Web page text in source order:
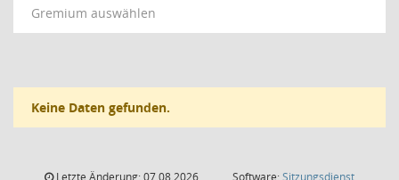
Gremium auswählen
Keine Daten gefunden.
Letzte Änderung: 07.08.2026
Software:Sitzungsdienst